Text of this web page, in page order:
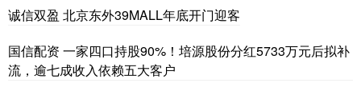
诚信双盈 北京东外39MALL年底开门迎客
国信配资 一家四口持股90%！培源股份分红5733万元后拟补
流，逾七成收入依赖五大客户